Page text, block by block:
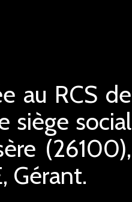
au RCS de
siège social
(26100),
Gérant.